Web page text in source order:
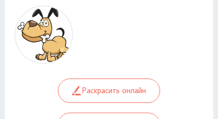
Раскрасить онлайн